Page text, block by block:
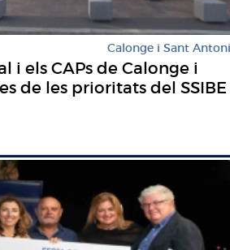
Calonge i Sant Antoni
i els CAPs de Calonge i
de les prioritats del SSIBE